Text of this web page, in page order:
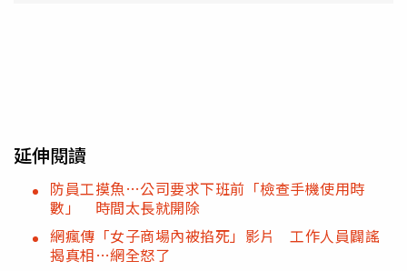
延伸閱讀
防員工摸魚…公司要求下班前「檢查手機使用時
數」 時間太長就開除
網瘋傳「女子商場內被掐死」影片 工作人員闢謠
揭真相…網全怒了